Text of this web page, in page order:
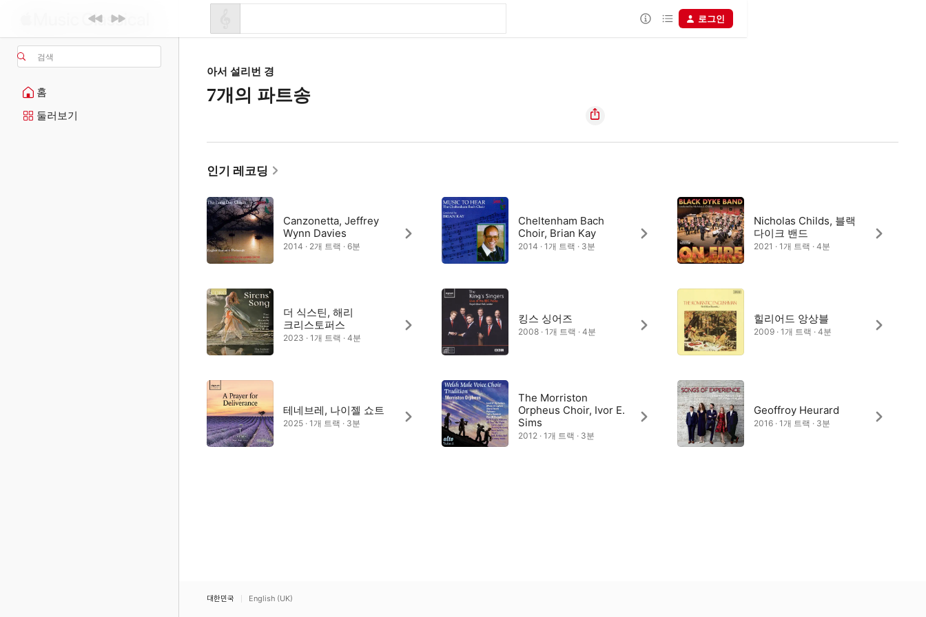
검색
홈
둘러보기
로그인
아서 설리번 경
7개의 파트송
인기 레코딩
Canzonetta, Jeffrey
Wynn Davies
2014 · 2개 트랙 · 6분
더 식스틴, 해리
크리스토퍼스
2023 · 1개 트랙 · 4분
테네브레, 나이젤 쇼트
2025 · 1개 트랙 · 3분
Cheltenham Bach
Choir, Brian Kay
2014 · 1개 트랙 · 3분
킹스 싱어즈
2008 · 1개 트랙 · 4분
The Morriston
Orpheus Choir, Ivor E.
Sims
2012 · 1개 트랙 · 3분
Nicholas Childs, 블랙
다이크 밴드
2021 · 1개 트랙 · 4분
힐리어드 앙상블
2009 · 1개 트랙 · 4분
Geoffroy Heurard
2016 · 1개 트랙 · 3분
대한민국 English (UK)